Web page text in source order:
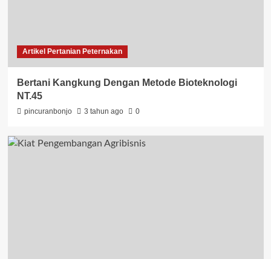
Artikel Pertanian Peternakan
Bertani Kangkung Dengan Metode Bioteknologi
NT.45
pincuranbonjo 3 tahun ago 0